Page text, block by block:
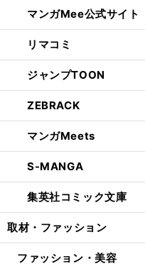
マンガMee公式サイト
リマコミ
ジャンプTOON
ZEBRACK
マンガMeets
S-MANGA
集英社コミック文庫
取材・ファッション
ファッション・美容